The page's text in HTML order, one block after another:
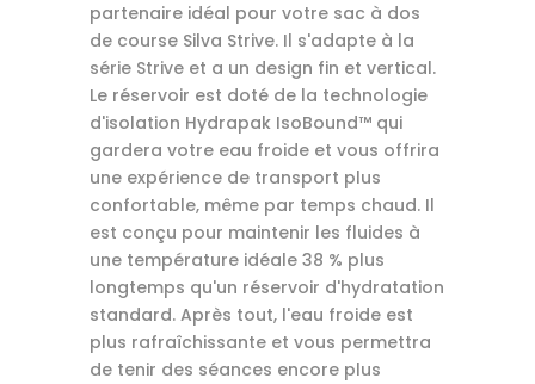
partenaire idéal pour votre sac à dos
de course Silva Strive. Il s'adapte à la
série Strive et a un design fin et vertical.
Le réservoir est doté de la technologie
d'isolation Hydrapak IsoBound™ qui
gardera votre eau froide et vous offrira
une expérience de transport plus
confortable, même par temps chaud. Il
est conçu pour maintenir les fluides à
une température idéale 38 % plus
longtemps qu'un réservoir d'hydratation
standard. Après tout, l'eau froide est
plus rafraîchissante et vous permettra
de tenir des séances encore plus